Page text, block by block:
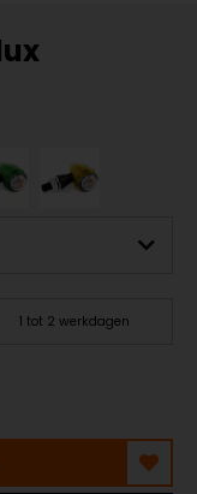
1 tot 2 werkdagen